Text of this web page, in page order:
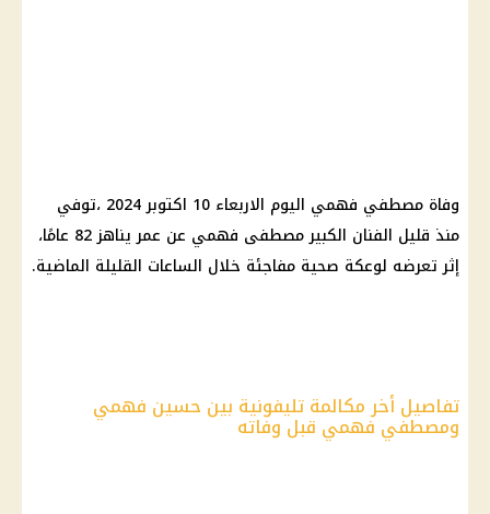
وفاة مصطفي فهمي اليوم الاربعاء 10 اكتوبر 2024 ،توفي
منذ قليل الفنان الكبير مصطفى فهمي عن عمر يناهز 82 عامًا،
إثر تعرضه لوعكة صحية مفاجئة خلال الساعات القليلة الماضية.
تفاصيل أخر مكالمة تليفونية بين حسين فهمي
ومصطفي فهمي قبل وفاته